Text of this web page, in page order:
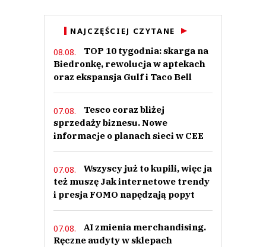
NAJCZĘŚCIEJ CZYTANE
08.08.
TOP 10 tygodnia: skarga na
Biedronkę, rewolucja w aptekach
oraz ekspansja Gulf i Taco Bell
07.08.
Tesco coraz bliżej
sprzedaży biznesu. Nowe
informacje o planach sieci w CEE
07.08.
Wszyscy już to kupili, więc ja
też muszę Jak internetowe trendy
i presja FOMO napędzają popyt
07.08.
AI zmienia merchandising.
Ręczne audyty w sklepach